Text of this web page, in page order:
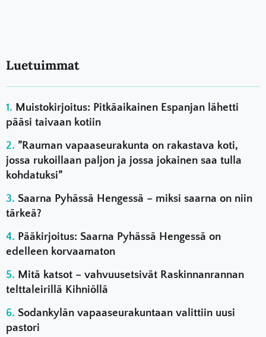
Luetuimmat
Muistokirjoitus: Pitkäaikainen Espanjan lähetti
pääsi taivaan kotiin
”Rauman vapaaseurakunta on rakastava koti,
jossa rukoillaan paljon ja jossa jokainen saa tulla
kohdatuksi”
Saarna Pyhässä Hengessä – miksi saarna on niin
tärkeä?
Pääkirjoitus: Saarna Pyhässä Hengessä on
edelleen korvaamaton
Mitä katsot – vahvuusetsivät Raskinnanrannan
telttaleirillä Kihniöllä
Sodankylän vapaaseurakuntaan valittiin uusi
pastori